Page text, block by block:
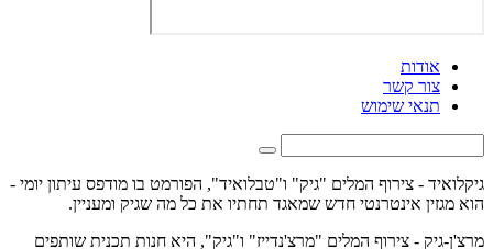
אודות
צור קשר
תנאי שימוש
גיקלואיד - צירוף המלים "גיק" ו"טבלואיד", הפורמט בו מודפס עיתון יומי -
הוא מגזין אינטרנטי חדש שמאגד תחתיו את כל מה שגיק ומעניין.
מרצ'ן-גיק - צירוף המלים "מרצ'נדייז" ו"גיק", היא חנות תכנית שותפים